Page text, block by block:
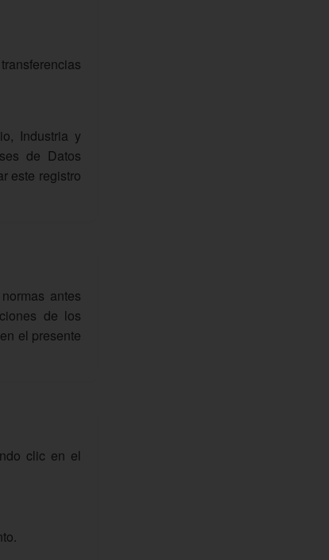
Industria y
de Datos
este registro
antes
de los
el presente
clic en el